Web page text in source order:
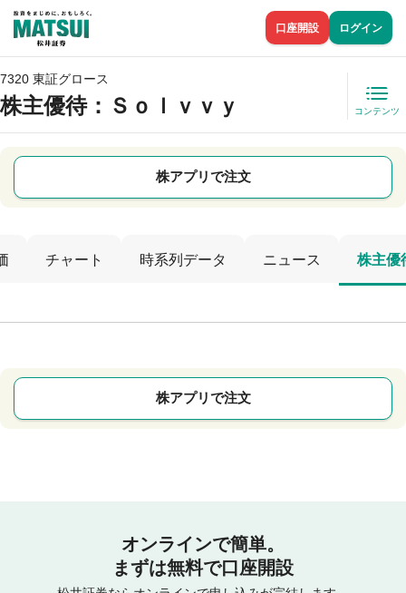
口座開設 ログイン
7320 東証グロース
株主優待：Ｓｏｌｖｖｙ コンテンツ
株アプリで注文
チャート 時系列データ ニュース 株主優
株アプリで注文
オンラインで簡単。
まずは無料で口座開設